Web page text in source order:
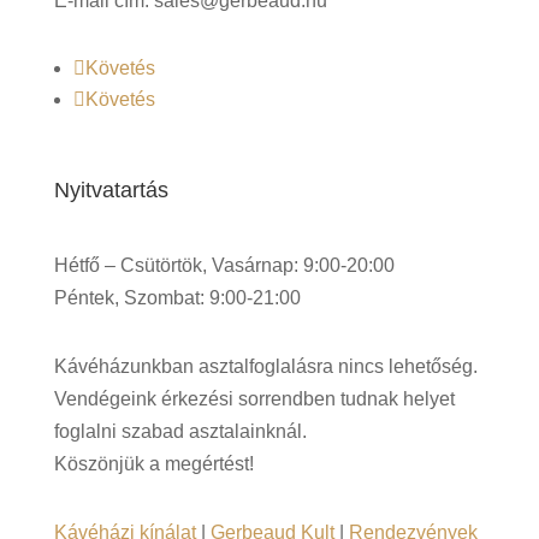
Követés
Követés
Nyitvatartás
Hétfő – Csütörtök, Vasárnap: 9:00-20:00
Péntek, Szombat: 9:00-21:00
Kávéházunkban asztalfoglalásra nincs lehetőség.
Vendégeink érkezési sorrendben tudnak helyet
foglalni szabad asztalainknál.
Köszönjük a megértést!
Kávéházi kínálat| Gerbeaud Kult| Rendezvények